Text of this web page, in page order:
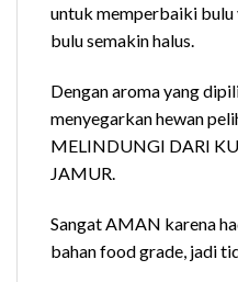
untuk memperbaiki bulu
bulu semakin halus.
Dengan aroma yang
menyegarkan hewan
MELINDUNGI DARI
JAMUR.
Sangat AMAN karena
bahan food grade, jadi